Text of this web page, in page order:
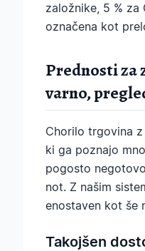
založnike, 5 % za
označena kot
Prednosti za
varno,
Chorilo trgovina
ki ga poznajo
pogosto
not. Z našim
enostaven kot še
Takojšen